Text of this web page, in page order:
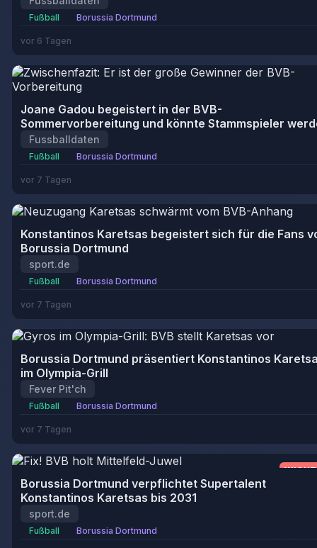
Fußball Borussia Dortmund
vor 6 Tagen
Joane Gadou begeistert in der BVB-
Sommervorbereitung und könnte Stammspieler
Fussballdaten
Fußball Borussia Dortmund
vor 7 Tagen
Konstantinos Karetsas begeistert sich für die Fans
Borussia Dortmund
sport.de
Fußball Borussia Dortmund
vor 7 Tagen
Borussia Dortmund präsentiert Konstantinos
im Olympia-Grill
Fever Pit'ch
Fußball Borussia Dortmund
vor 7 Tagen
Borussia Dortmund verpflichtet Supertalent
Konstantinos Karetsas bis 2031
sport.de
Fußball Borussia Dortmund